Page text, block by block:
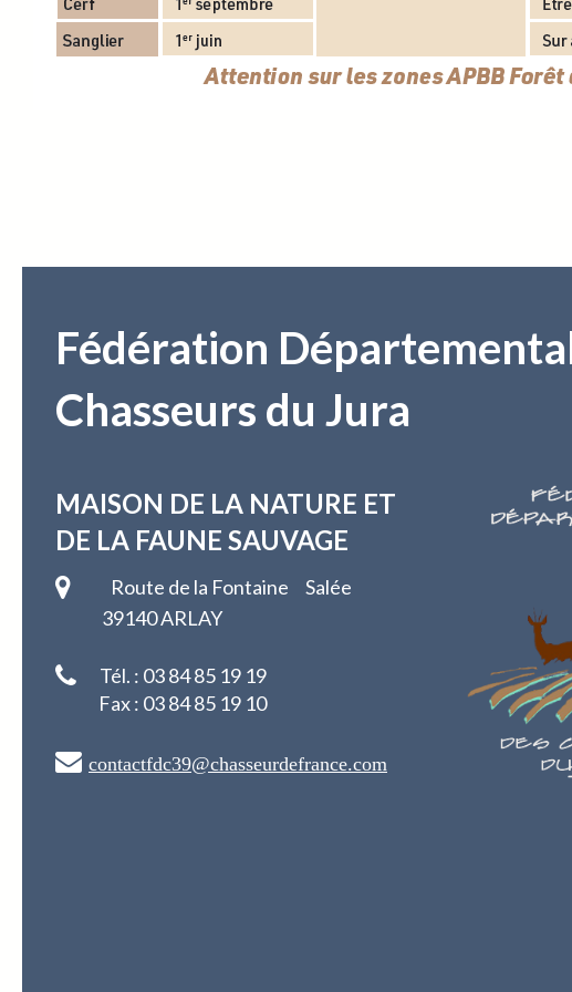
Fédération
Chasseurs du Jura
MAISON DE LA NATURE ET
DE LA FAUNE SAUVAGE
Route de la Fontaine Salée
39140 ARLAY
Tél. : 03 84 85 19 19
Fax : 03 84 85 19 10
contactfdc39@chasseurdefrance.com